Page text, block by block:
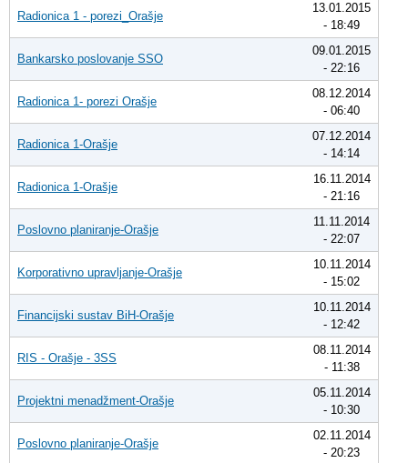
Radionica 1 - porezi_Orašje
13.01.2015
- 18:49
Bankarsko poslovanje SSO
09.01.2015
- 22:16
Radionica 1- porezi Orašje
08.12.2014
- 06:40
Radionica 1-Orašje
07.12.2014
- 14:14
Radionica 1-Orašje
16.11.2014
- 21:16
Poslovno planiranje-Orašje
11.11.2014
- 22:07
Korporativno upravljanje-Orašje
10.11.2014
- 15:02
Financijski sustav BiH-Orašje
10.11.2014
- 12:42
RIS - Orašje - 3SS
08.11.2014
- 11:38
Projektni menadžment-Orašje
05.11.2014
- 10:30
Poslovno planiranje-Orašje
02.11.2014
- 20:23